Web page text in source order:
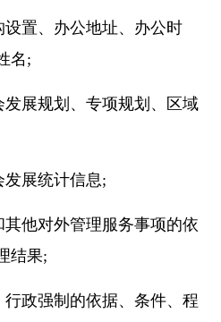
置、办公地址、办公时
名;
展规划、专项规划、区域
展统计信息;
他对外管理服务事项的依
结果;
政强制的依据、条件、程